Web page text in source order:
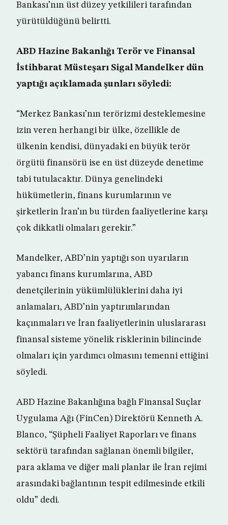
Bankası’nın üst düzey yetkilileri tarafından
yürütüldüğünü belirtti.
ABD Hazine Bakanlığı Terör ve Finansal
İstihbarat Müsteşarı Sigal Mandelker dün
yaptığı açıklamada şunları söyledi:
“Merkez Bankası’nın terörizmi desteklemesine
izin veren herhangi bir ülke, özellikle de
ülkenin kendisi, dünyadaki en büyük terör
örgütü finansörü ise en üst düzeyde denetime
tabi tutulacaktır. Dünya genelindeki
hükümetlerin, finans kurumlarının ve
şirketlerin İran’ın bu türden faaliyetlerine karşı
çok dikkatli olmaları gerekir.”
Mandelker, ABD’nin yaptığı son uyarıların
yabancı finans kurumlarına, ABD
denetçilerinin yükümlülüklerini daha iyi
anlamaları, ABD’nin yaptırımlarından
kaçınmaları ve İran faaliyetlerinin uluslararası
finansal sisteme yönelik risklerinin bilincinde
olmaları için yardımcı olmasını temenni ettiğini
söyledi.
ABD Hazine Bakanlığına bağlı Finansal Suçlar
Uygulama Ağı (FinCen) Direktörü Kenneth A.
Blanco, “Şüpheli Faaliyet Raporları ve finans
sektörü tarafından sağlanan önemli bilgiler,
para aklama ve diğer mali planlar ile İran rejimi
arasındaki bağlantının tespit edilmesinde etkili
oldu” dedi.